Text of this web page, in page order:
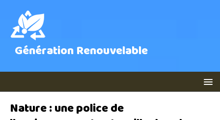
Génération Renouvelable
Nature : une police de